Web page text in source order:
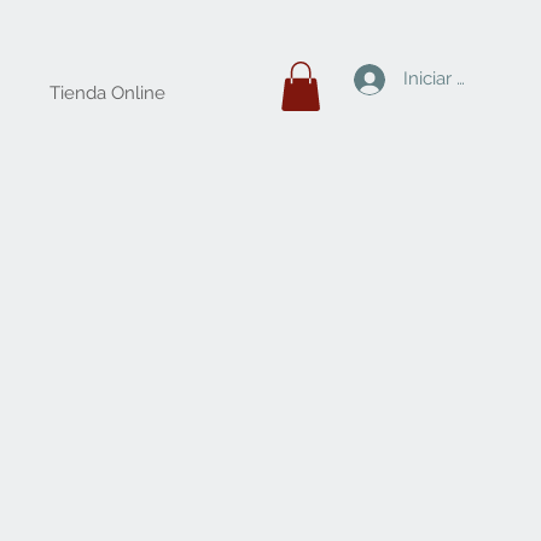
Tienda Online
Iniciar sesión